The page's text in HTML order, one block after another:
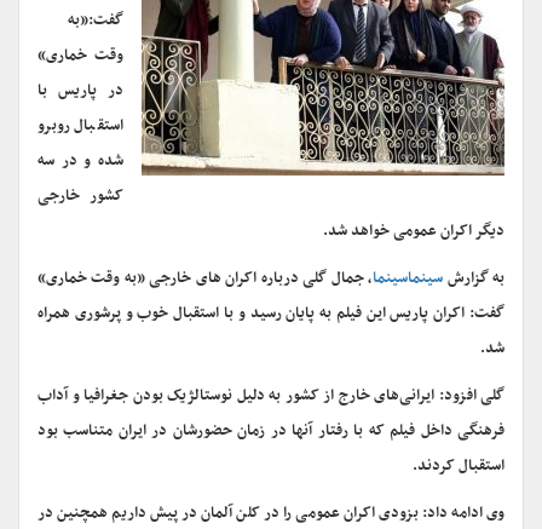
گفت:«به
وقت خماری»
در پاریس با
استقبال روبرو
شده و در سه
کشور خارجی
دیگر اکران عمومی خواهد شد.
به گزارشسینماسینما، جمال گلی درباره اکران های خارجی «به وقت خماری»
گفت: اکران پاریس این فیلم به پایان رسید و با استقبال خوب و پرشوری همراه
شد.
گلی افزود: ایرانی‌های خارج از کشور به دلیل نوستالژیک بودن جغرافیا و آداب
فرهنگی داخل فیلم که با رفتار آنها در زمان حضورشان در ایران متناسب بود
استقبال کردند.
وی ادامه داد: بزودی اکران عمومی را در کلن آلمان در پیش داریم همچنین در